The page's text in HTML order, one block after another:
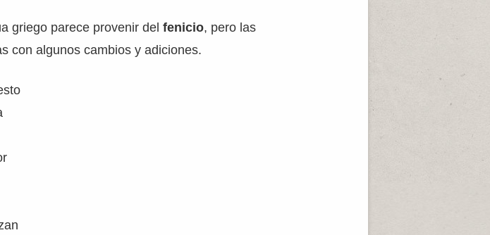
griego parece provenir delfenicio, pero las
con algunos cambios y adiciones.